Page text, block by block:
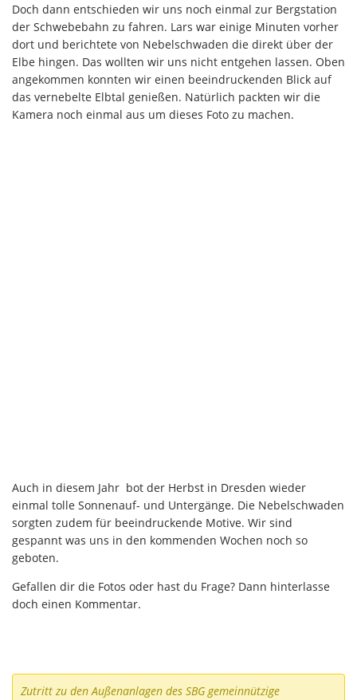
Doch dann entschieden wir uns noch einmal zur Bergstation
der Schwebebahn zu fahren. Lars war einige Minuten vorher
dort und berichtete von Nebelschwaden die direkt über der
Elbe hingen. Das wollten wir uns nicht entgehen lassen. Oben
angekommen konnten wir einen beeindruckenden Blick auf
das vernebelte Elbtal genießen. Natürlich packten wir die
Kamera noch einmal aus um dieses Foto zu machen.
Auch in diesem Jahr bot der Herbst in Dresden wieder
einmal tolle Sonnenauf- und Untergänge. Die Nebelschwaden
sorgten zudem für beeindruckende Motive. Wir sind
gespannt was uns in den kommenden Wochen noch so
geboten.
Gefallen dir die Fotos oder hast du Frage? Dann hinterlasse
doch einen Kommentar.
Zutritt zu den Außenanlagen des SBG gemeinnützige